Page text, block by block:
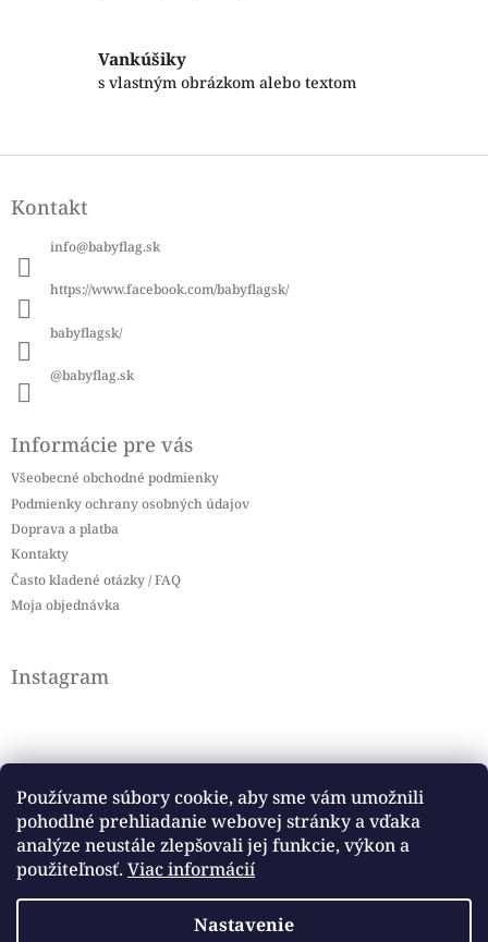
Používame súbory cookie, aby sme vám umožnili
pohodlné prehliadanie webovej stránky a vďaka
analýze neustále zlepšovali jej funkcie, výkon a
použiteľnosť. Viac informácií
Nastavenie
v
i
Vankúšiky
s vlastným obrázkom alebo textom
pKontakt
info@babyflag.sk
https://www.facebook.com/babyflagsk/
babyflagsk/
@babyflag.sk
Informácie pre vás
Všeobecné obchodné podmienky
Podmienky ochrany osobných údajov
Doprava a platba
Kontakty
Často kladené otázky / FAQ
Moja objednávka
Instagram
Sledovať na Instagrame
Facebook